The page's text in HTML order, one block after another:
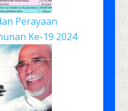
Perayaan
Ke-19 2024